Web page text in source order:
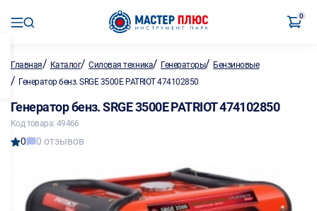
0
Главная/ Каталог/Силовая техника/ Генераторы/ Бензиновые
/ Генератор бенз. SRGE 3500E PATRIOT 474102850
Генератор бенз. SRGE 3500E PATRIOT 474102850
Код товара: 49466
0 0 отзывов